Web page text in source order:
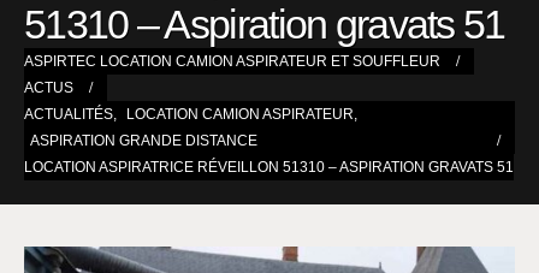
51310 – Aspiration gravats 51
ASPIRTEC LOCATION CAMION ASPIRATEUR ET SOUFFLEUR
ACTUS
ACTUALITÉS, LOCATION CAMION ASPIRATEUR,
ASPIRATION GRANDE DISTANCE
LOCATION ASPIRATRICE RÉVEILLON 51310 – ASPIRATION GRAVATS 51